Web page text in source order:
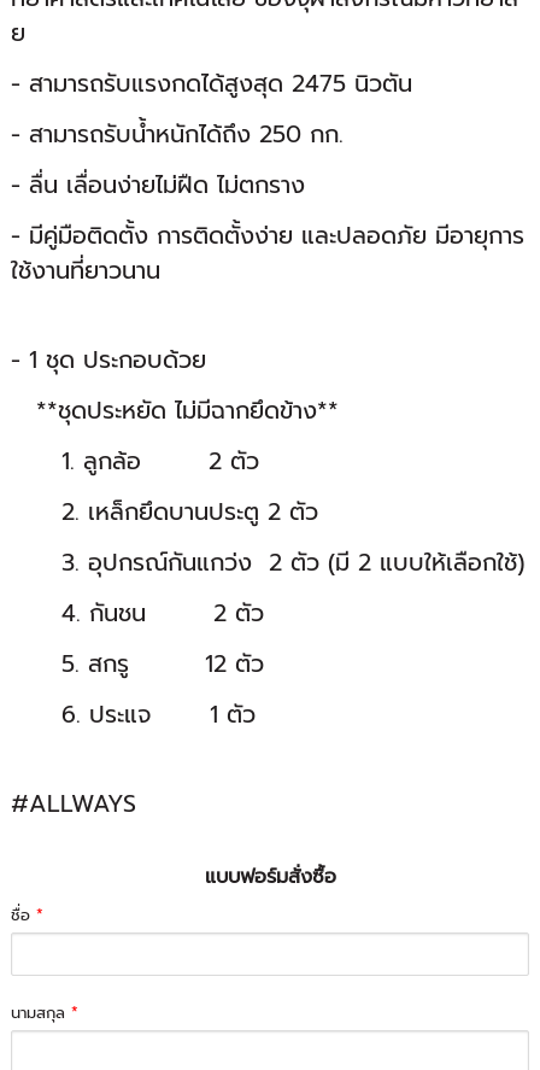
ย
- สามารถรับแรงกดได้สูงสุด 2475 นิวตัน
- สามารถรับน้ำหนักได้ถึง 250 กก.
- ลื่น เลื่อนง่ายไม่ฝืด ไม่ตกราง
- มีคู่มือติดตั้ง การติดตั้งง่าย และปลอดภัย มีอายุการ
ใช้งานที่ยาวนาน
- 1 ชุด ประกอบด้วย
**ชุดประหยัด ไม่มีฉากยึดข้าง**
1. ลูกล้อ 2 ตัว
2. เหล็กยึดบานประตู 2 ตัว
3. อุปกรณ์กันแกว่ง 2 ตัว (มี 2 แบบให้เลือกใช้)
4. กันชน 2 ตัว
5. สกรู 12 ตัว
6. ประแจ 1 ตัว
#ALLWAYS
แบบฟอร์มสั่งซื้อ
ชื่อ*
นามสกุล*